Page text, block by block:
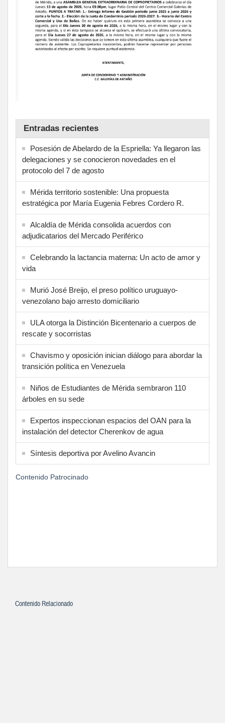
Entradas recientes
Posesión de Abelardo de la Espriella: Ya llegaron las
delegaciones y se conocieron novedades en el
protocolo del 7 de agosto
Mérida territorio sostenible: Una propuesta
estratégica por María Eugenia Febres Cordero R.
Alcaldía de Mérida consolida acuerdos con
adjudicatarios del Mercado Periférico
Celebrando la lactancia materna: Un acto de amor y
vida
Murió José Breijo, el preso político uruguayo-
venezolano bajo arresto domiciliario
ULA otorga la Distinción Bicentenario a cuerpos de
rescate y socorristas
Chavismo y oposición inician diálogo para abordar la
transición política en Venezuela
Niños de Estudiantes de Mérida sembraron 110
árboles en su sede
Expertos inspeccionan espacios del OAN para la
instalación del detector Cherenkov de agua
Síntesis deportiva por Avelino Avancin
Contenido Patrocinado
Contenido Relacionado